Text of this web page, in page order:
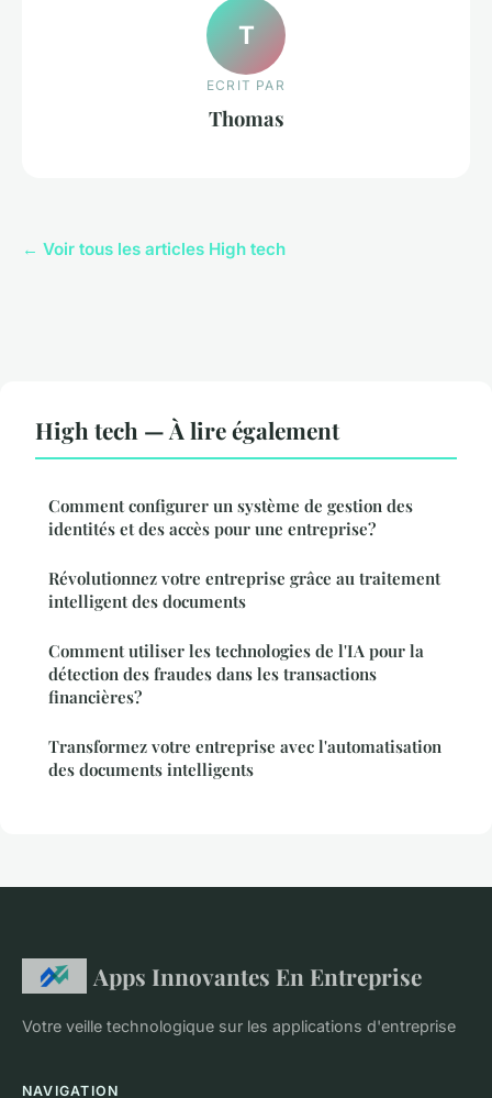
T
ECRIT PAR
Thomas
← Voir tous les articles High tech
High tech — À lire également
Comment configurer un système de gestion des
identités et des accès pour une entreprise?
Révolutionnez votre entreprise grâce au traitement
intelligent des documents
Comment utiliser les technologies de l'IA pour la
détection des fraudes dans les transactions
financières?
Transformez votre entreprise avec l'automatisation
des documents intelligents
Apps Innovantes En Entreprise
Votre veille technologique sur les applications d'entreprise
NAVIGATION